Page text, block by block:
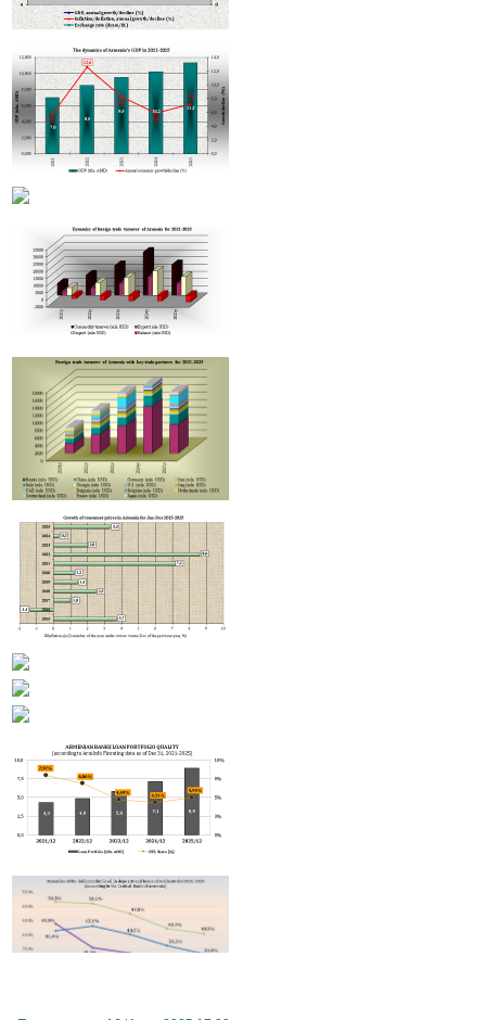
Татев Асланян назначена заместителем министра индустрии высоких технологий
В Армении гостиницы будут классифицировать по стандартам Hotelstars Union